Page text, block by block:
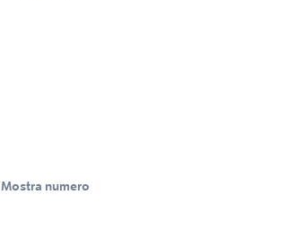
Mostra numero